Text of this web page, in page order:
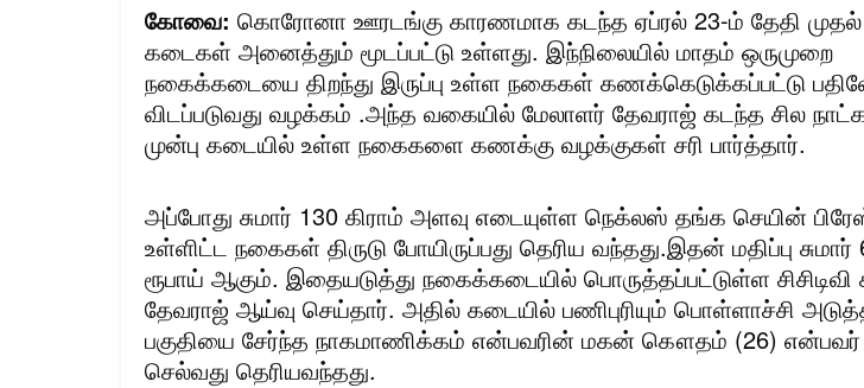
கோவை: கொரோனா ஊரடங்கு காரணமாக கடந்த ஏப்ரல் 23-ம் தேதி
கடைகள் அனைத்தும் மூடப்பட்டு உள்ளது. இந்நிலையில் மாதம் ஒருமுறை
நகைக்கடையை திறந்து இருப்பு உள்ள நகைகள் கணக்கெடுக்கப்பட்டு
விடப்படுவது வழக்கம் .அந்த வகையில் மேலாளர் தேவராஜ் கடந்த சில
முன்பு கடையில் உள்ள நகைகளை கணக்கு வழக்குகள் சரி பார்த்தார்.
அப்போது சுமார் 130 கிராம் அளவு எடையுள்ள நெக்லஸ் தங்க செயின்
உள்ளிட்ட நகைகள் திருடு போயிருப்பது தெரிய வந்தது.இதன் மதிப்பு
ரூபாய் ஆகும். இதையடுத்து நகைக்கடையில் பொருத்தப்பட்டுள்ள
தேவராஜ் ஆய்வு செய்தார். அதில் கடையில் பணிபுரியும் பொள்ளாச்சி
பகுதியை சேர்ந்த நாகமாணிக்கம் என்பவரின் மகன் கௌதம் (26) என்பவர்
செல்வது தெரியவந்தது.